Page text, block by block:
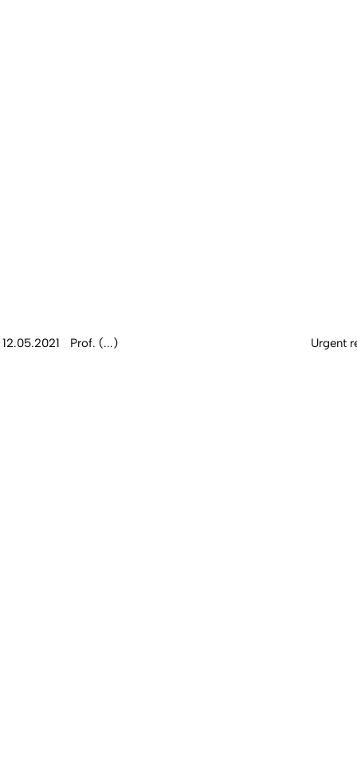
12.05.2021 Prof. (...) Urgent